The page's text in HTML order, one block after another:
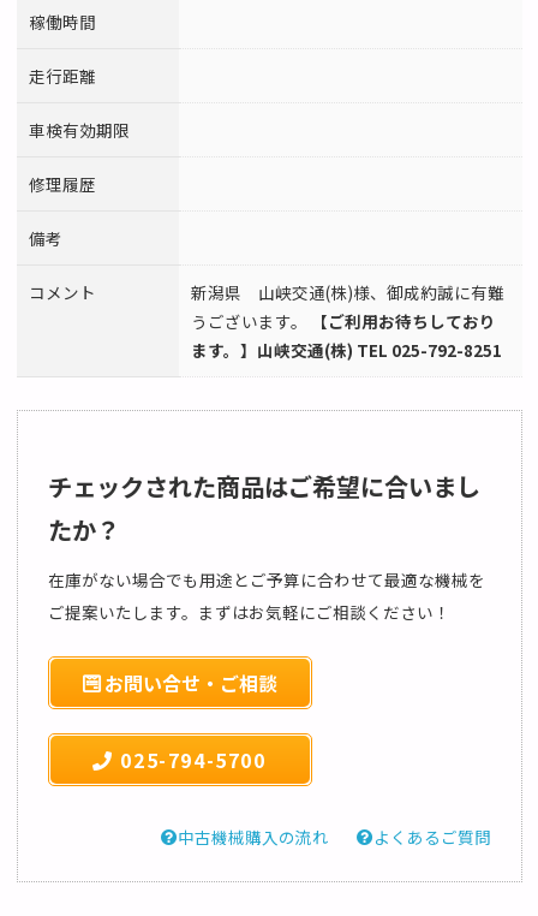
稼働時間
走行距離
車検有効期限
修理履歴
備考
コメント
新潟県 山峡交通(株)様、御成約誠に有難
うございます。
【ご利用お待ちしており
ます。】山峡交通(株) TEL 025-792-8251
チェックされた商品はご希望に合いまし
たか？
在庫がない場合でも用途とご予算に合わせて最適な機械を
ご提案いたします。まずはお気軽にご相談ください！
お問い合せ・ご相談
025-794-5700
中古機械購入の流れ よくあるご質問